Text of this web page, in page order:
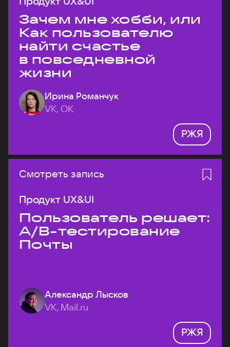
Зачем мне хобби, или
Как пользователю
найти счастье
в повседневной
жизни
Ирина Романчук
VK, ОК
РЖЯ
Смотреть запись
Продукт UX&UI
Пользователь решает:
A/B-тестирование
Почты
Александр Лысков
VK, Mail.ru
РЖЯ